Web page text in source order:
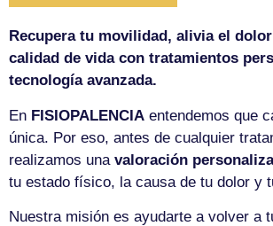
Recupera tu movilidad, alivia el
calidad de vida con tratamientos
tecnología avanzada.
En FISIOPALENCIA entendemos que
única. Por eso, antes de cualquier
realizamos una valoración
tu estado físico, la causa de tu dolor y
Nuestra misión es ayudarte a volver a